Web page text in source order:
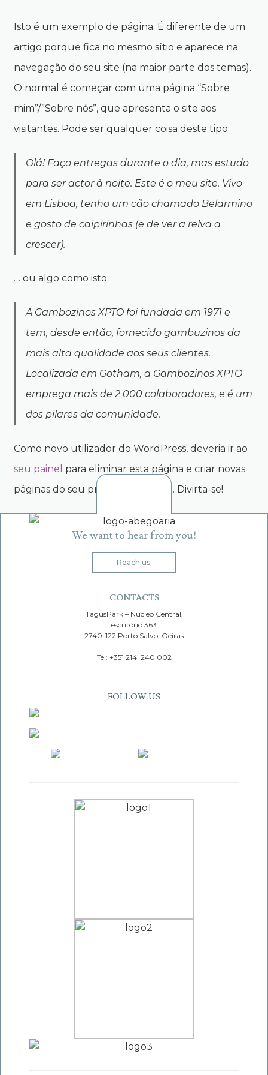
for:
to
to
LOGO O
Isto é um exemplo de página. É diferente de um
artigo porque fica no mesmo sítio e aparece na
navegação do seu site (na maior parte dos temas).
O normal é começar com uma página “Sobre
mim”/”Sobre nós”, que apresenta o site aos
visitantes. Pode ser qualquer coisa deste tipo:
Olá! Faço entregas durante o dia, mas estudo
para ser actor à noite. Este é o meu site. Vivo
em Lisboa, tenho um cão chamado Belarmino
e gosto de caipirinhas (e de ver a relva a
crescer).
… ou algo como isto:
A Gambozinos XPTO foi fundada em 1971 e
tem, desde então, fornecido gambuzinos da
mais alta qualidade aos seus clientes.
Localizada em Gotham, a Gambozinos XPTO
emprega mais de 2 000 colaboradores, e é um
dos pilares da comunidade.
Como novo utilizador do WordPress, deveria ir ao
seu painel para eliminar esta página e criar novas
páginas do seu próprio conteúdo. Divirta-se!
CONTACTS
TagusPark – Núcleo Central,
escritório 363
2740-122 Porto Salvo, Oeiras
Tel: +351 214 240 002
We want to hear from you!
Reach us.
FOLLOW US